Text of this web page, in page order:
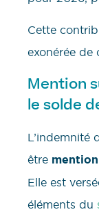
Cette
exonérée de
Mention
le solde
L’indemnité
être
Elle est
éléments du